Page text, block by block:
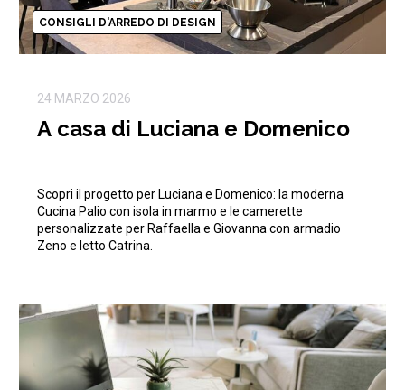
CONSIGLI D'ARREDO DI DESIGN
24 MARZO 2026
A casa di Luciana e Domenico
Scopri il progetto per Luciana e Domenico: la moderna
Cucina Palio con isola in marmo e le camerette
personalizzate per Raffaella e Giovanna con armadio
Zeno e letto Catrina.